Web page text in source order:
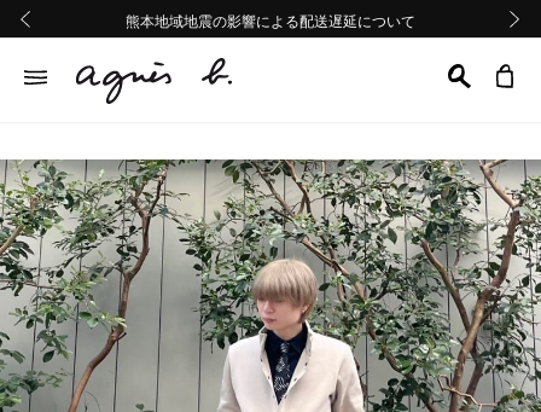
熊本地域地震の影響による配送遅延について
Summer Sale 2buy10%OFF!!
熊本地域地震の影響による配送遅延について
Summer Sale 2buy10%OFF!!